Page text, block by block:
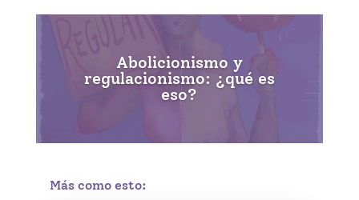
Abolicionismo y
regulacionismo: ¿qué es
eso?
Más como esto: